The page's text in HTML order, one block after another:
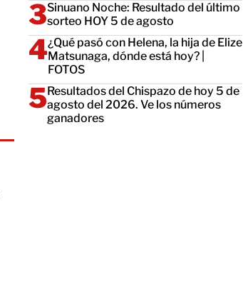
Sinuano Noche: Resultado del último
sorteo HOY 5 de agosto
¿Qué pasó con Helena, la hija de Elize
Matsunaga, dónde está hoy? |
FOTOS
Resultados del Chispazo de hoy 5 de
agosto del 2026. Ve los números
ganadores